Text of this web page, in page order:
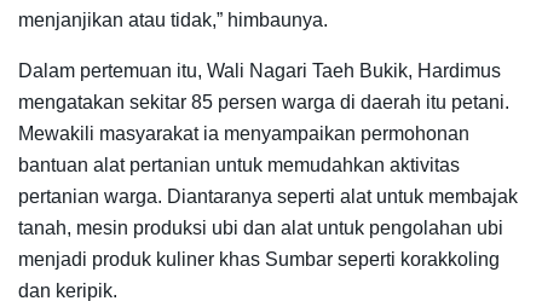
menjanjikan atau tidak,” himbaunya.
Dalam pertemuan itu, Wali Nagari Taeh Bukik, Hardimus
mengatakan sekitar 85 persen warga di daerah itu petani.
Mewakili masyarakat ia menyampaikan permohonan
bantuan alat pertanian untuk memudahkan aktivitas
pertanian warga. Diantaranya seperti alat untuk membajak
tanah, mesin produksi ubi dan alat untuk pengolahan ubi
menjadi produk kuliner khas Sumbar seperti korakkoling
dan keripik.